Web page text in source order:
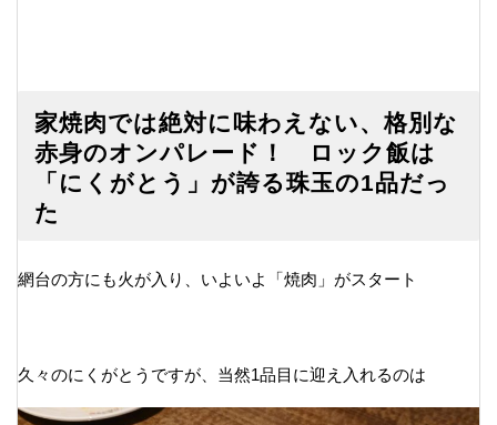
家焼肉では絶対に味わえない、格別な
赤身のオンパレード！ ロック飯は
「にくがとう」が誇る珠玉の1品だっ
た
網台の方にも火が入り、いよいよ「焼肉」がスタート
久々のにくがとうですが、当然1品目に迎え入れるのは